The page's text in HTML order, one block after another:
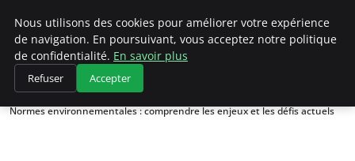
Climategatecountryclub.com
Accueil
Politiques environnementales
Normes environnementales : comprendre les enjeux et les défis actuels
Nous utilisons des cookies pour améliorer votre expérience
de navigation. En poursuivant, vous acceptez notre politique
de confidentialité. En savoir plus
Refuser Accepter